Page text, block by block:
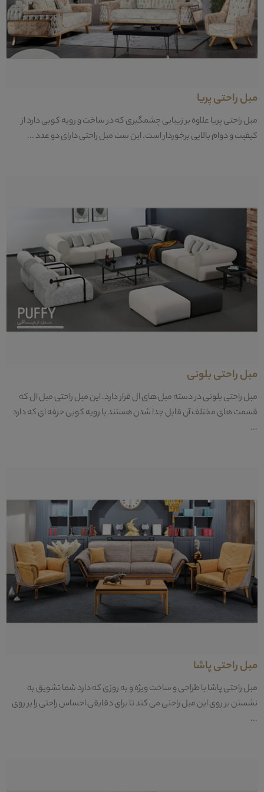
مبل راحتی پریا
مبل راحتی پریا علاوه بر زیبایی چشمگیری که در ساخت و رویه کوبی دارد از
کیفیت و دوام بالایی برخوردار است. این ست مبل راحتی دارای دو عدد ...
مبل راحتی بلونی
مبل راحتی بلونی در دسته مبل های ال قرار دارد. این مبل راحتی مبل ال که
قسمت های مختلف آن قابل جدا شدن هستند با رویه کوبی حرفه ای که دارد
...
مبل راحتی پاشا
مبل راحتی پاشا با طراحی و ساخت ویژه و به روزی که دارد شما تشویق به
نشستن بر روی این مبل راحتی می کند تا برای دقایقی احساس راحتی را بر روی
...